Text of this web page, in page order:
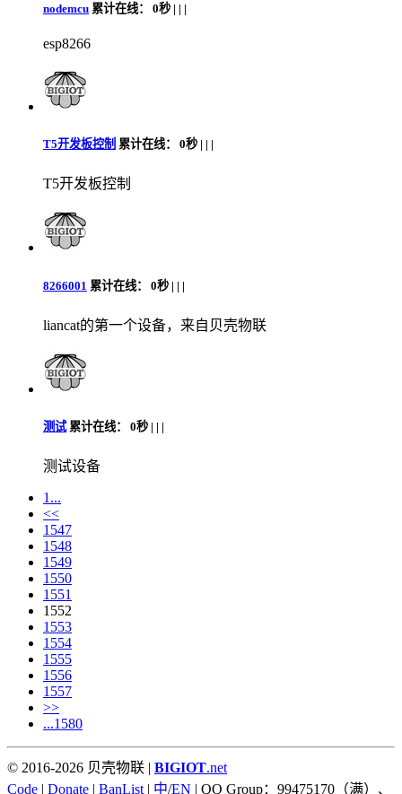
nodemcu 累计在线： 0秒 | | |
esp8266
T5开发板控制 累计在线： 0秒 | | |
T5开发板控制
8266001 累计在线： 0秒 | | |
liancat的第一个设备，来自贝壳物联
测试累计在线： 0秒 | | |
测试设备
1...
<<
1547
1548
1549
1550
1551
1552
1553
1554
1555
1556
1557
>>
...1580
© 2016-2026 贝壳物联 | BIGIOT.net
Code | Donate | BanList | 中/EN | QQ Group：99475170（满）、